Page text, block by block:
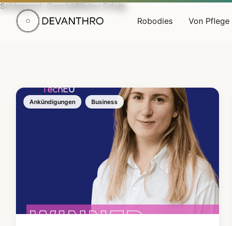
Robodies Von Pflege
Schlagwort: Geschäftlicher Erfolg
Ankündigungen Business